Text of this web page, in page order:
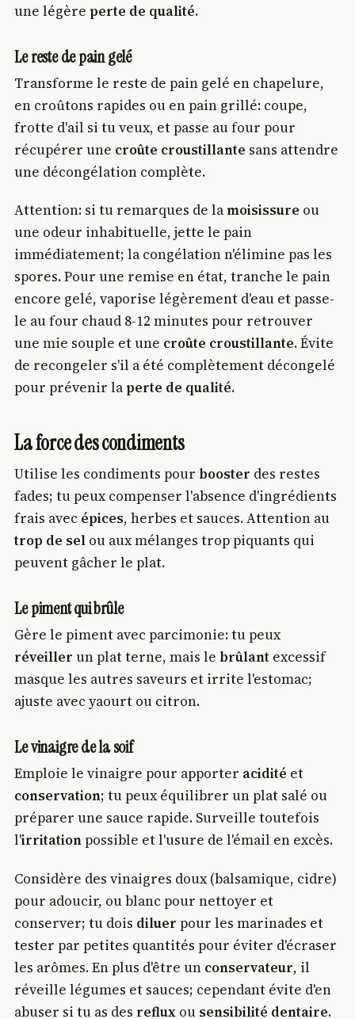
une légère perte de qualité.
Le reste de pain gelé
Transforme le reste de pain gelé en chapelure,
en croûtons rapides ou en pain grillé: coupe,
frotte d'ail si tu veux, et passe au four pour
récupérer une croûte croustillante sans attendre
une décongélation complète.
Attention: si tu remarques de lamoisissure ou
une odeur inhabituelle, jette le pain
immédiatement; la congélation n'élimine pas les
spores. Pour une remise en état, tranche le pain
encore gelé, vaporise légèrement d'eau et passe-
le au four chaud 8-12 minutes pour retrouver
une mie souple et une croûte croustillante. Évite
de recongeler s'il a été complètement décongelé
pour prévenir la perte de qualité.
La force des condiments
Utilise les condiments pour booster des restes
fades; tu peux compenser l'absence d'ingrédients
frais avec épices, herbes et sauces. Attention au
trop de sel ou aux mélanges trop piquants qui
peuvent gâcher le plat.
Le piment qui brûle
Gère le piment avec parcimonie: tu peux
réveiller un plat terne, mais le brûlant excessif
masque les autres saveurs et irrite l'estomac;
ajuste avec yaourt ou citron.
Le vinaigre de la soif
Emploie le vinaigre pour apporter acidité et
conservation; tu peux équilibrer un plat salé ou
préparer une sauce rapide. Surveille toutefois
l'irritationpossible et l'usure de l'émail en excès.
Considère des vinaigres doux (balsamique, cidre)
pour adoucir, ou blanc pour nettoyer et
conserver; tu dois diluer pour les marinades et
tester par petites quantités pour éviter d'écraser
les arômes. En plus d'être un conservateur, il
réveille légumes et sauces; cependant évite d'en
abuser si tu as des reflux ou sensibilité dentaire.